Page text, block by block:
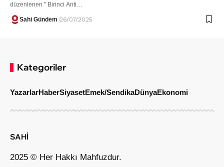
düzenlenen " Birinci Anti…
Sahi Gündem 26/07/2025
Kategoriler
YazarlarHaberSiyasetEmek/SendikaDünyaEkonomi
SAHİ
2025 © Her Hakkı Mahfuzdur.